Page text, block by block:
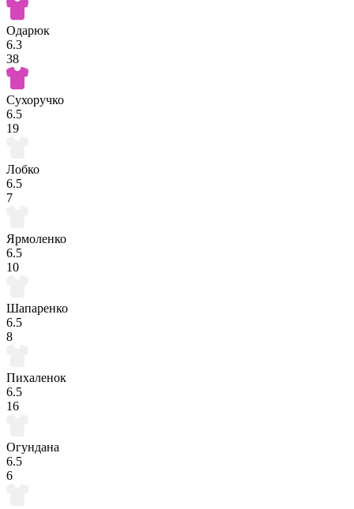
Одарюк
6.3
38
Сухоручко
6.5
19
Лобко
6.5
7
Ярмоленко
6.5
10
Шапаренко
6.5
8
Пихаленок
6.5
16
Огундана
6.5
6